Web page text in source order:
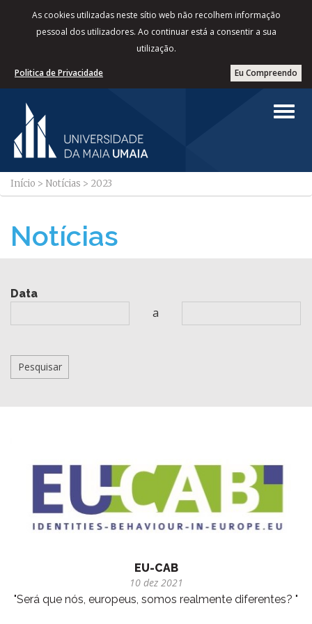
As cookies utilizadas neste sítio web não recolhem informação
pessoal dos utilizadores. Ao continuar está a consentir a sua
utilização.
Eu Compreendo
Politica de Privacidade
Início > Notícias > 2023
Notícias
Data
a
EU-CAB
10 dez 2021
"Será que nós, europeus, somos realmente diferentes? "